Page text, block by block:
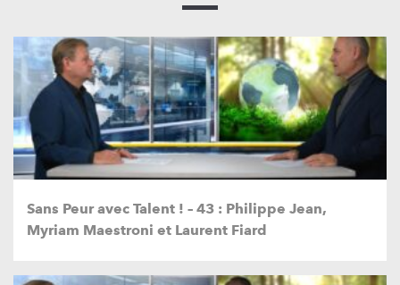
Sans Peur avec Talent ! – 43 : Philippe Jean,
Myriam Maestroni et Laurent Fiard